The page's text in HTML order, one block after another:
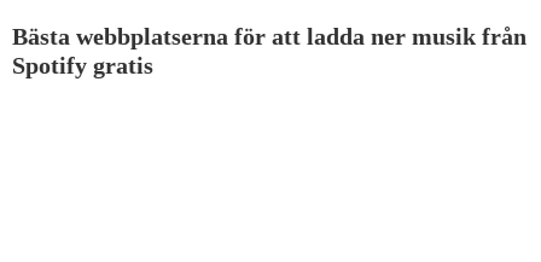
Bästa webbplatserna för att ladda ner musik från
Spotify gratis